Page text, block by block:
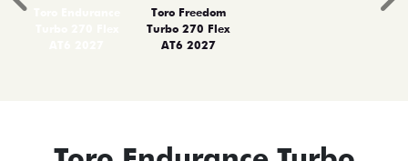
Toro Freedom
Turbo 270 Flex
AT6 2027
Anterior